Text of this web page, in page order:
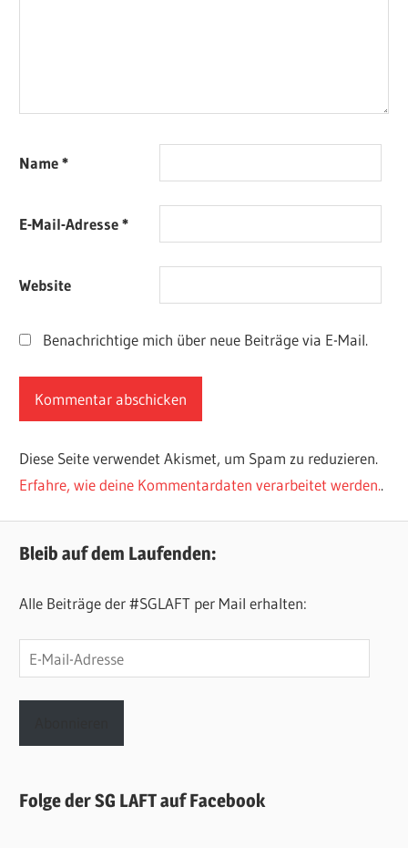
Name*
E-Mail-Adresse*
Website
Benachrichtige mich über neue Beiträge via E-Mail.
Diese Seite verwendet Akismet, um Spam zu reduzieren.
Erfahre, wie deine Kommentardaten verarbeitet werden..
Bleib auf dem Laufenden:
Alle Beiträge der #SGLAFT per Mail erhalten:
E-
Mail-
Adresse
Folge der SG LAFT auf Facebook